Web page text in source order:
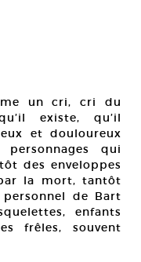
un cri, cri du
existe, qu’il
et douloureux
qui
des enveloppes
la mort, tantôt
de Bart
enfants
frêles, souvent